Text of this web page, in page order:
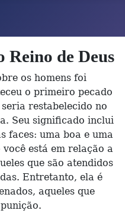
Reino de Deus
os homens foi
o primeiro pecado
restabelecido no
Seu significado inclui
faces: uma boa e uma
está em relação a
que são atendidos
Entretanto, ela é
aqueles que